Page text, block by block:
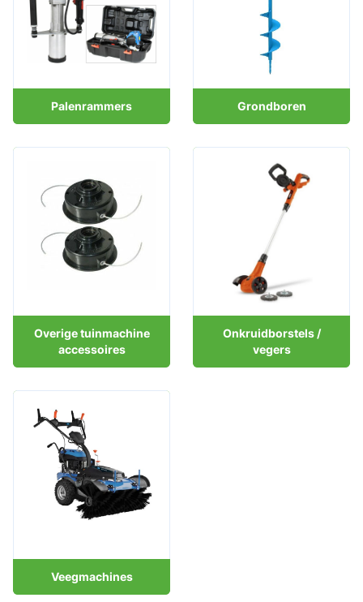
Palenrammers Grondboren
Overige tuinmachine
accessoires
Onkruidborstels /
vegers
Veegmachines